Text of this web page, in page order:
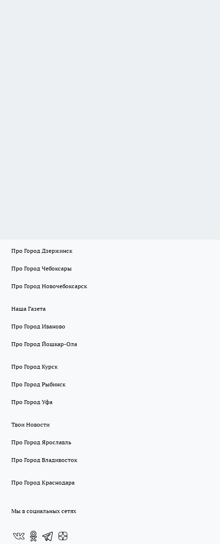
Про Город Дзержинск
Про Город Чебоксары
Про Город Новочебоксарск
Наша Газета
Про Город Иваново
Про Город Йошкар-Ола
Про Город Курск
Про Город Рыбинск
Про Город Уфа
Твои Новости
Про Город Ярославль
Про Город Владивосток
Про Город Краснодара
Мы в социальных сетях